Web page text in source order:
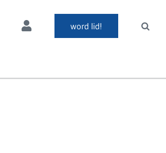
word lid!